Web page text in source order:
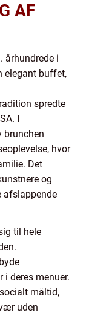
AF
århundrede i
elegant buffet,
spredte
I
brunchen
hvor
Det
og
afslappende
til hele
i deres menuer.
måltid,
uden